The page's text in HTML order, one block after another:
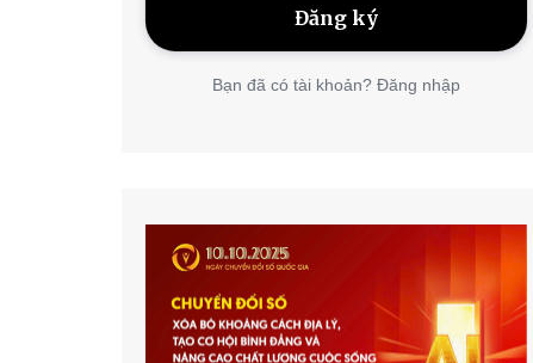
Bạn đã có tài khoản? Đăng nhập